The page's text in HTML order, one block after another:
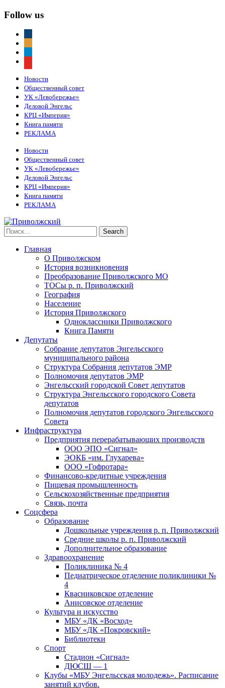
Follow us
Новости
Общественный совет
УК «Левобережье»
Деловой Энгельс
КРЦ «Империя»
Книга памяти
РЕКЛАМА
Новости
Общественный совет
УК «Левобережье»
Деловой Энгельс
КРЦ «Империя»
Книга памяти
РЕКЛАМА
Главная
О Приволжском
История возникновения
Преобразование Приволжского МО
ТОСы р. п. Приволжский
География
Население
История Приволжского
Одноклассники Приволжского
Книга Памяти
Депутаты
Собрание депутатов Энгельсского
муниципального района
Структура Собрания депутатов ЭМР
Полномочия депутатов ЭМР
Энгельсский городской Совет депутатов
Структура Энгельсского городского Совета
депутатов
Полномочия депутатов городского Энгельсского
Совета
Инфраструктура
Предприятия перерабатывающих производств
ООО ЭПО «Сигнал»
ЭОКБ «им. Глухарева»
ООО «Гофротара»
Финансово-кредитные учреждения
Пищевая промышленность
Сельскохозяйственные предприятия
Связь, почта
Соцсфера
Образование
Дошкольные учреждения р. п. Приволжский
Средние школы р. п. Приволжский
Дополнительное образование
Здравоохранение
Поликлиника № 4
Педиатрическое отделение поликлиники №
4
Квасниковское отделение
Анисовское отделение
Культура и искусство
МБУ «ДК «Восход»
МБУ «ДК «Покровский»
Библиотеки
Спорт
Стадион «Сигнал»
ДЮСШ — 1
Клубы «МБУ Энгельсская молодежь». Расписание
занятий клубов.